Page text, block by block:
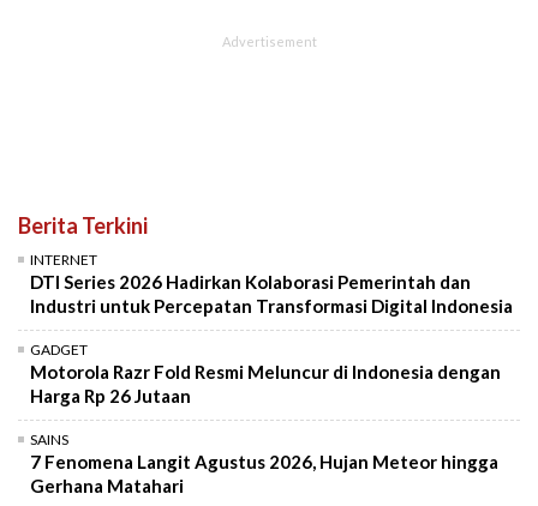
Berita Terkini
INTERNET
DTI Series 2026 Hadirkan Kolaborasi Pemerintah dan
Industri untuk Percepatan Transformasi Digital Indonesia
GADGET
Motorola Razr Fold Resmi Meluncur di Indonesia dengan
Harga Rp 26 Jutaan
SAINS
7 Fenomena Langit Agustus 2026, Hujan Meteor hingga
Gerhana Matahari